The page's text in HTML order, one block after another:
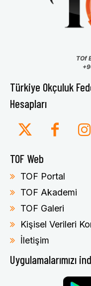
TOf
Türkiye Okçuluk
Hesapları
TOF Web
TOF Portal
TOF Akademi
TOF Galeri
Kişisel Verileri
İletişim
Uygulamalarımızı